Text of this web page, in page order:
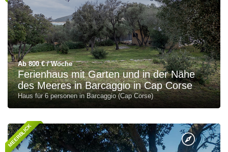
Ab 800 € / Woche
Ferienhaus mit Garten und in der Nähe
des Meeres in Barcaggio in Cap Corse
Haus für 6 personen in Barcaggio (Cap Corse)
MEERBLICK